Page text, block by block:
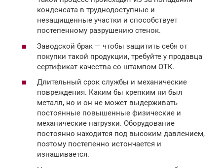
конденсата в труднодоступные и
незащищенные участки и способствует
постепенному разрушению стенок.
Заводской брак — чтобы защитить себя от
покупки такой продукции, требуйте у продавца
сертификат качества со штампом ОТК.
Длительный срок службы и механические
повреждения. Каким бы крепким ни был
металл, но и он не может выдерживать
постоянные повышенные физические и
механические нагрузки. Оборудование
постоянно находится под высоким давлением,
поэтому постепенно истончается и
изнашивается.